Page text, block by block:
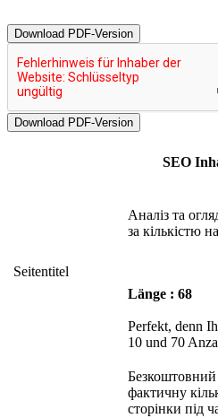
Download PDF-Version
SEO
Seitentitel
Аналіз та
за кількістю
Länge : 68
Perfekt, denn
10 und 70
Безкоштовний
фактичну
сторінки під